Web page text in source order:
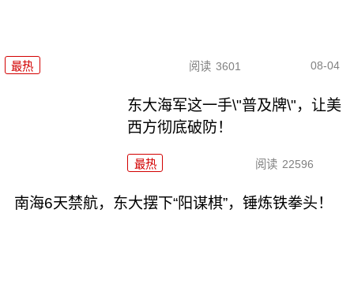
最热 阅读 3601 08-04
东大海军这一手\"普及牌\"，让美
西方彻底破防！
最热 阅读 22596
南海6天禁航，东大摆下“阳谋棋”，锤炼铁拳头！